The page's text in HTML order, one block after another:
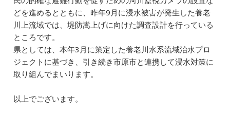
どを進めるとともに、昨年9月に浸水被害が発生した養老
川上流域では、堤防嵩上げに向けた調査設計を行っている
ところです。
県としては、本年3月に策定した養老川水系流域治水プロ
ジェクトに基づき、引き続き市原市と連携して浸水対策に
取り組んでまいります。
以上でございます。